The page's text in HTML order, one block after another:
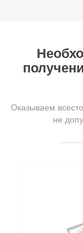
Оказываем
не